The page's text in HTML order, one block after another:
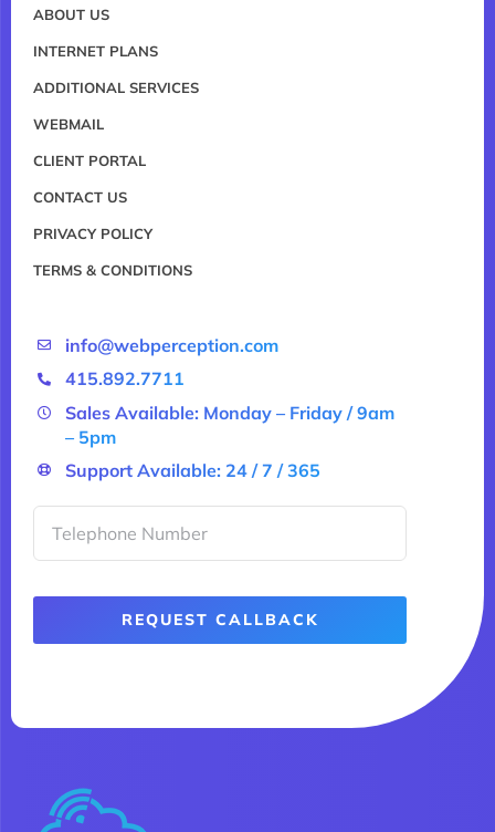
ABOUT US
INTERNET PLANS
ADDITIONAL SERVICES
WEBMAIL
CLIENT PORTAL
CONTACT US
PRIVACY POLICY
TERMS & CONDITIONS
info@webperception.com
415.892.7711
Sales Available: Monday – Friday / 9am
– 5pm
Support Available: 24 / 7 / 365
REQUEST CALLBACK